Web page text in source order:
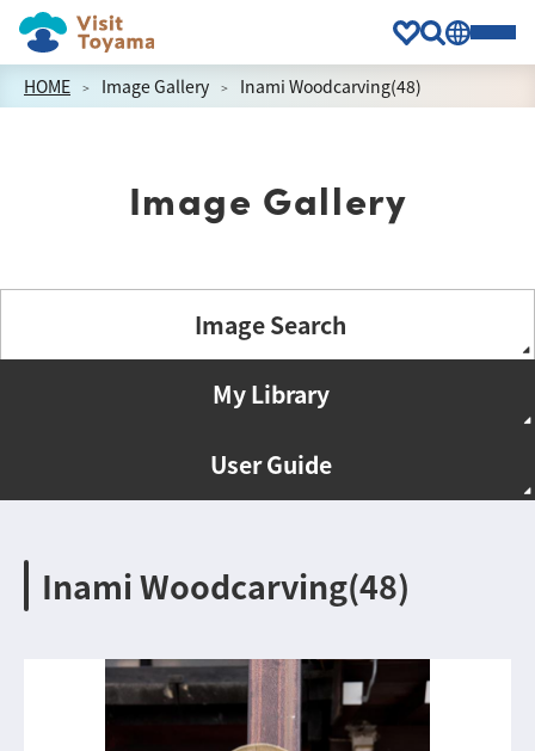
HOME Image Gallery Inami Woodcarving(48)
Image Gallery
Image Search
My Library
User Guide
Inami Woodcarving(48)